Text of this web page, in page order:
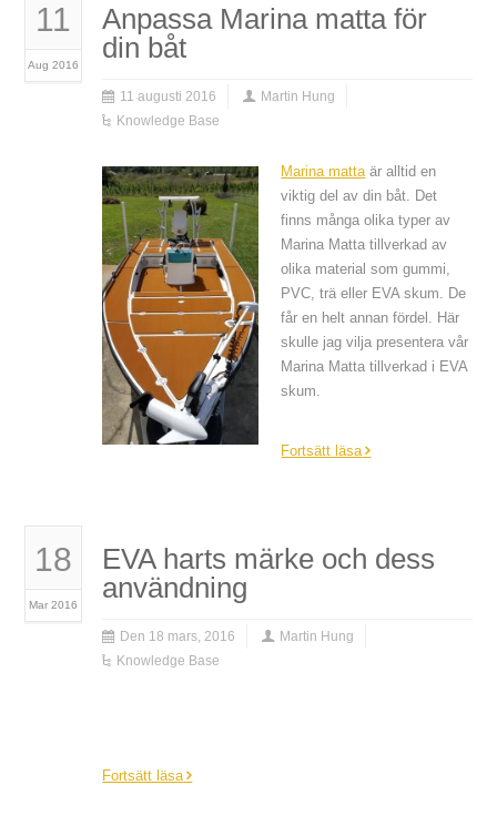
11
Aug 2016
Anpassa Marina matta för
din båt
11 augusti 2016
Martin Hung
Knowledge Base
Marina mattaär alltid en
viktig del av din båt. Det
finns många olika typer av
Marina Matta tillverkad av
olika material som gummi,
PVC, trä eller EVA skum. De
får en helt annan fördel. Här
skulle jag vilja presentera vår
Marina Matta tillverkad i EVA
skum.
Fortsätt läsa
18
Mar 2016
EVA harts märke och dess
användning
Den 18 mars, 2016
Martin Hung
Knowledge Base
Fortsätt läsa